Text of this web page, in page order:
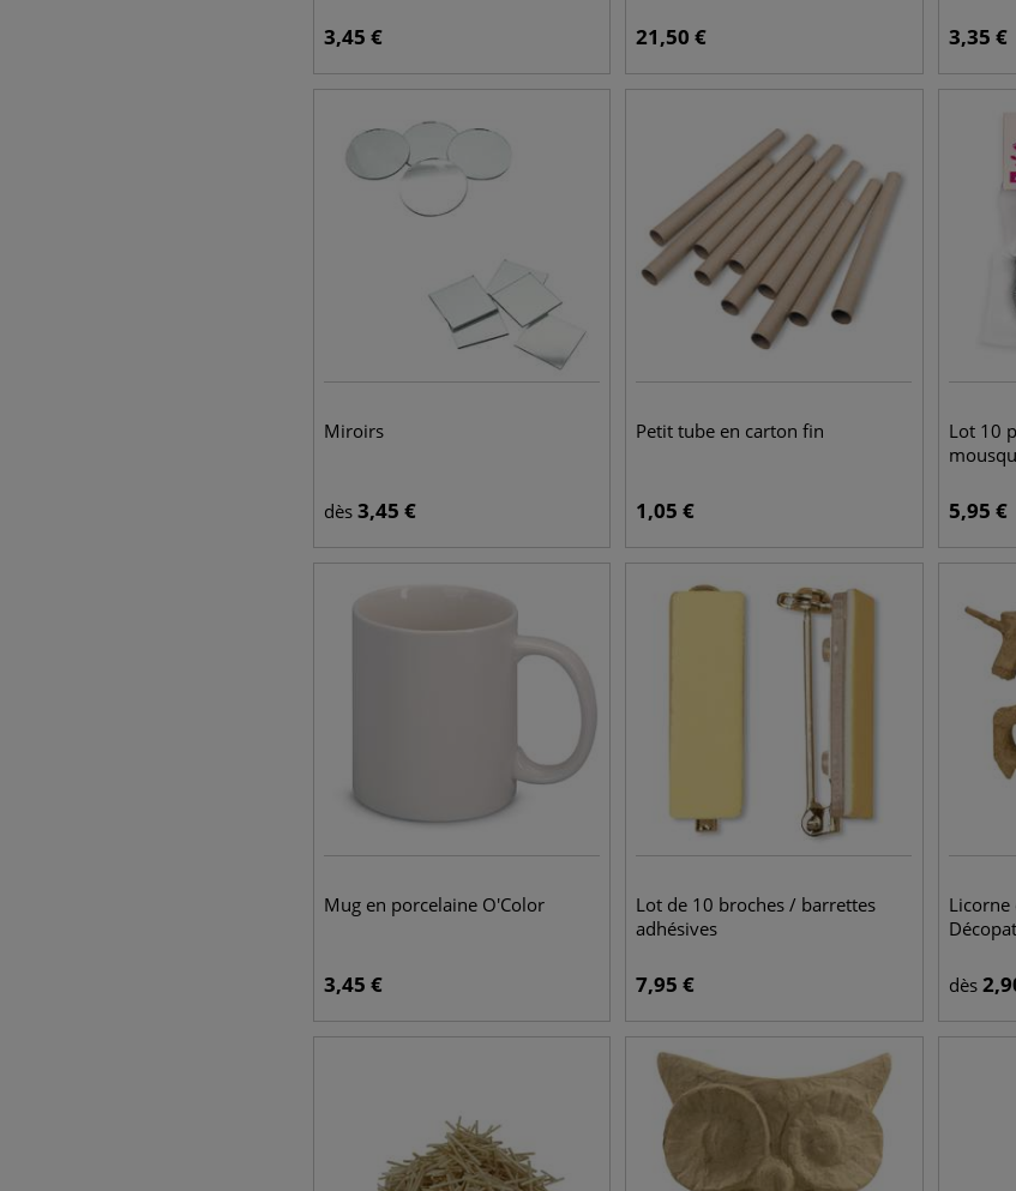
3,45 € 21,50 € 3,35 €
Miroirs
dès 3,45 €
Petit tube en carton fin
1,05 €
Lot 10
5,95 €
Mug en porcelaine O'Color
3,45 €
Lot de 10 broches / barrettes
adhésives
7,95 €
Licorne
dès